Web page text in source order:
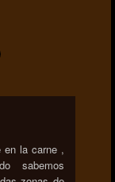
en la carne ,
sabemos